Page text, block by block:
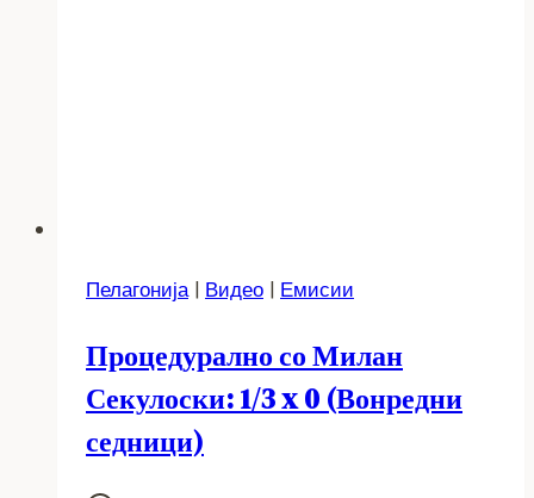
Пелагонија| Видео | Емисии
Процедурално со Милан
Секулоски: 1/3 x 0 (Вонредни
седници)